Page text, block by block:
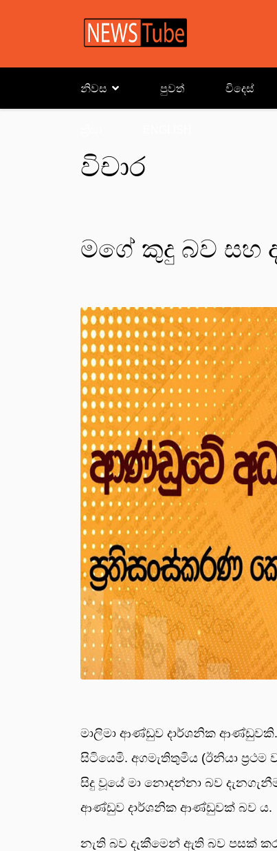
නිවස පුවත් විදෙස්
විචාර
මගේ කුදු බව සහ
මාලිමා ආණ්ඩුව දාර්ශනික
සිටියෙමි. අගමැතිතුමිය (ඊනියා
සිදු වූයේ මා නොදන්නා බව
ආණ්ඩුව දාර්ශනික ආණ්ඩුවක් බව ය.
නැති බව දැකීමෙන් ඇති බව පසක්